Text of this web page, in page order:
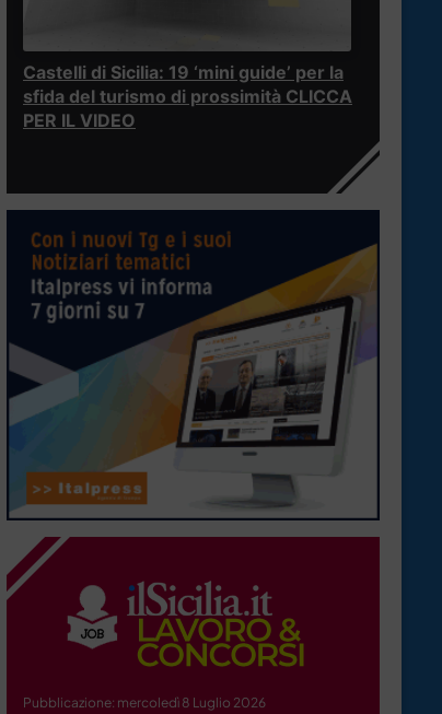
Castelli di Sicilia: 19 ‘mini guide’ per la
sfida del turismo di prossimità CLICCA
PER IL VIDEO
Pubblicazione: mercoledì 8 Luglio 2026